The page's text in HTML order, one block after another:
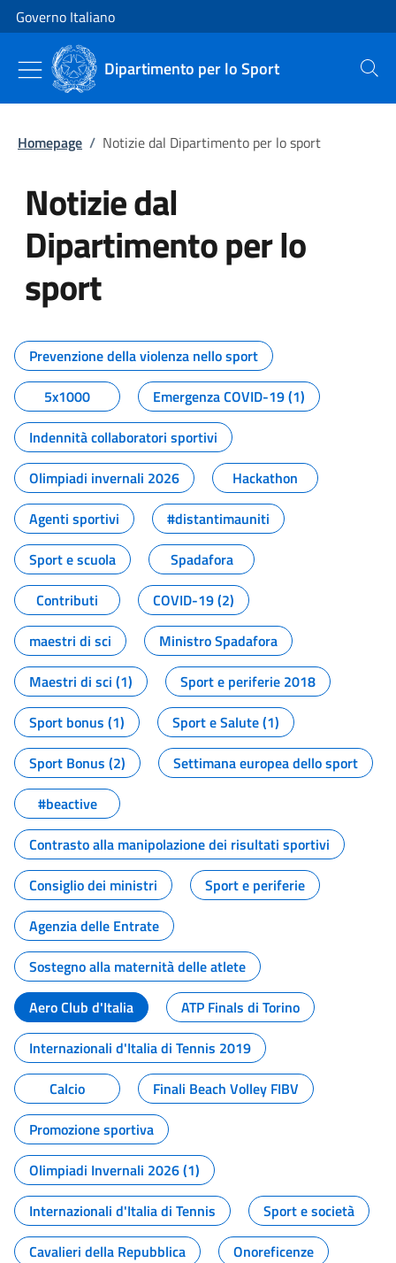
Vai al contenuto
Vai alla navigazione del sito
Governo Italiano
Dipartimento per lo Sport Cerca
Homepage / Notizie dal Dipartimento per lo sport
Notizie dal
Dipartimento per lo
sport
Tutti i contenuti della pagina
Prevenzione della violenza nello sport
5x1000
Emergenza COVID-19 (1)
Indennità collaboratori sportivi
Olimpiadi invernali 2026
Hackathon
Agenti sportivi
#distantimauniti
Sport e scuola
Spadafora
Contributi
COVID-19 (2)
maestri di sci
Ministro Spadafora
Maestri di sci (1)
Sport e periferie 2018
Sport bonus (1)
Sport e Salute (1)
Sport Bonus (2)
Settimana europea dello sport
#beactive
Contrasto alla manipolazione dei risultati sportivi
Consiglio dei ministri
Sport e periferie
Agenzia delle Entrate
Sostegno alla maternità delle atlete
Aero Club d'Italia
ATP Finals di Torino
Internazionali d'Italia di Tennis 2019
Calcio
Finali Beach Volley FIBV
Promozione sportiva
Olimpiadi Invernali 2026 (1)
Internazionali d'Italia di Tennis
Sport e società
Cavalieri della Repubblica
Onoreficenze